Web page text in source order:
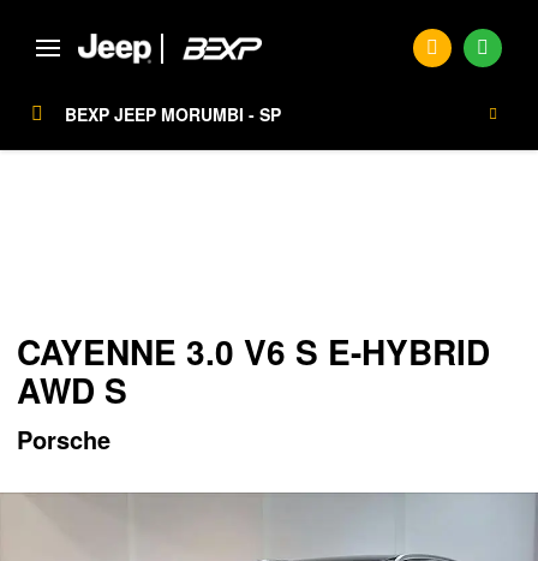
BEXP JEEP MORUMBI - SP
CAYENNE 3.0 V6 S E-HYBRID
AWD S
Porsche